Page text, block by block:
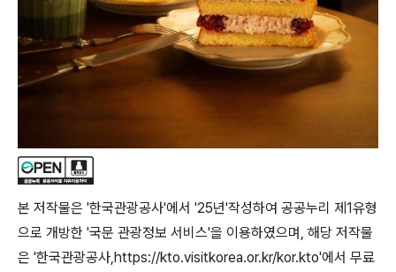
본 저작물은 '한국관광공사'에서 '25년'작성하여 공공누리 제1유형
으로 개방한 '국문 관광정보 서비스'을 이용하였으며, 해당 저작물
은 '한국관광공사,https://kto.visitkorea.or.kr/kor.kto'에서 무료